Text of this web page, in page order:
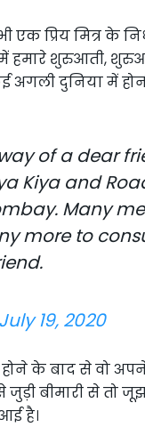
एक प्रिय मित्र के
हमारे शुरुआती,
दुनिया में होनी
of a dear
Kiya and
Many
more to
July 19, 2020
के बाद से वो
जुड़ी बीमारी से तो
है।